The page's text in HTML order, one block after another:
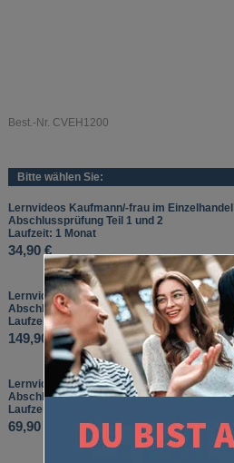
Best.-Nr. CVEH1200
Bitte wählen Sie:
Lernvideos Kaufmann/-frau im Einzelhandel
Abschlussprüfung Teil 1 und 2
Laufzeit: 1 Monat
34,90 €
Lernvideos Kaufmann/-frau im Einzelhandel
Abschlussprüfung Teil 1 und 2
Laufzeit: 12 Monate
149,90 €
Lernvideos Kaufmann/-frau im Einzelhandel
Abschlussprüfung Teil 1 und 2
Laufzeit: 3 Monate
69,90 €